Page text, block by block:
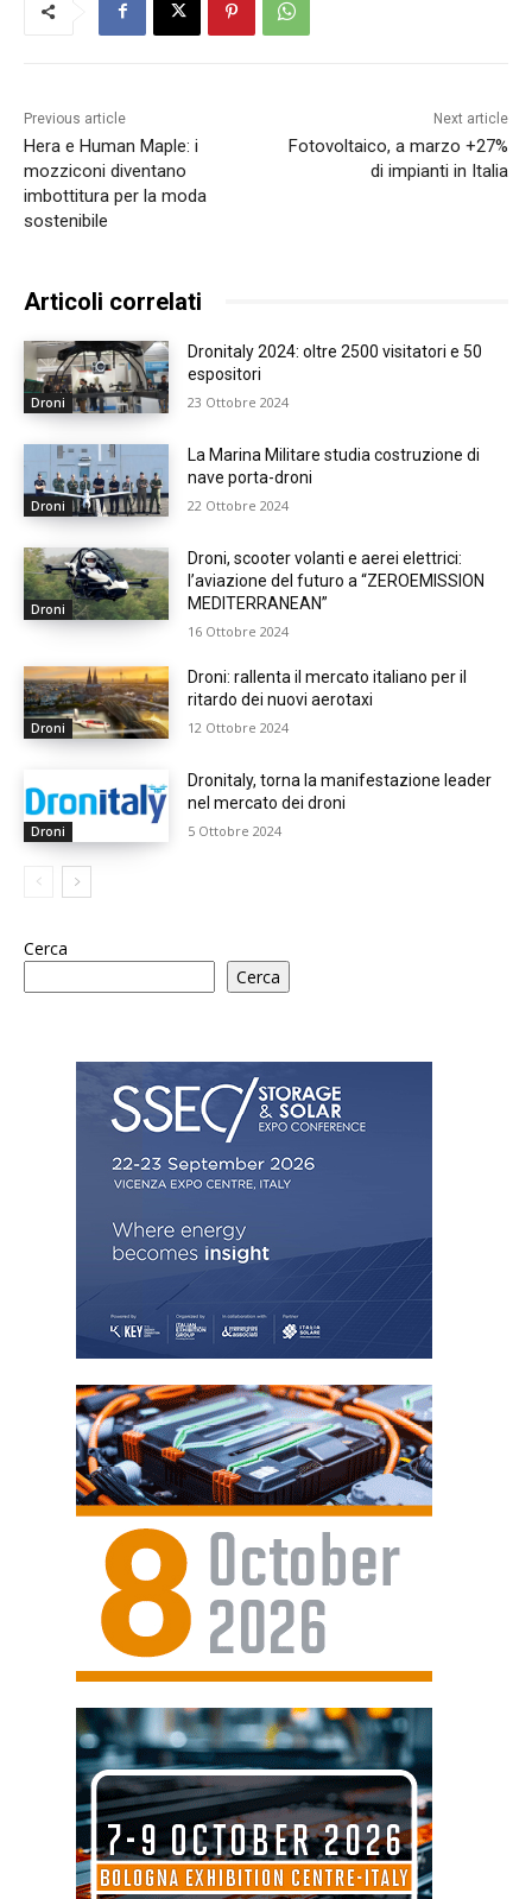
Previous article
Hera e Human Maple: i
mozziconi diventano
imbottitura per la moda
sostenibile
Next article
Fotovoltaico, a marzo +27%
di impianti in Italia
Articoli correlati
Droni
Dronitaly 2024: oltre 2500 visitatori e 50
espositori
23 Ottobre 2024
Droni
La Marina Militare studia costruzione di
nave porta-droni
22 Ottobre 2024
Droni
Droni, scooter volanti e aerei elettrici:
l’aviazione del futuro a “ZEROEMISSION
MEDITERRANEAN”
16 Ottobre 2024
Droni
Droni: rallenta il mercato italiano per il
ritardo dei nuovi aerotaxi
12 Ottobre 2024
Droni
Dronitaly, torna la manifestazione leader
nel mercato dei droni
5 Ottobre 2024
Cerca
Cerca